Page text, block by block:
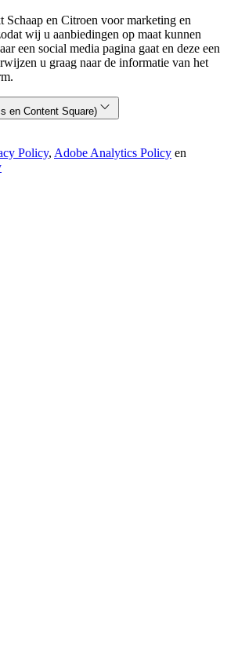
Schaap en Citroen voor marketing en
wij u aanbiedingen op maat kunnen
een social media pagina gaat en deze een
u graag naar de informatie van het
en Content Square)
Policy, Adobe Analytics Policy en